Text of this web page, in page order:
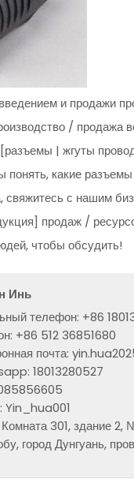
и продажи
/ продажа
| жгуты
понять, какие
с нашим
продаж /
чтобы обсудить!
Инь
телефон: +86
+86 512 36851680
почта:
18013280527
Yin_hua001
301, здание
город Дунгуань,